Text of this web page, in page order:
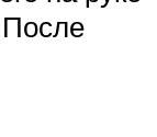
После